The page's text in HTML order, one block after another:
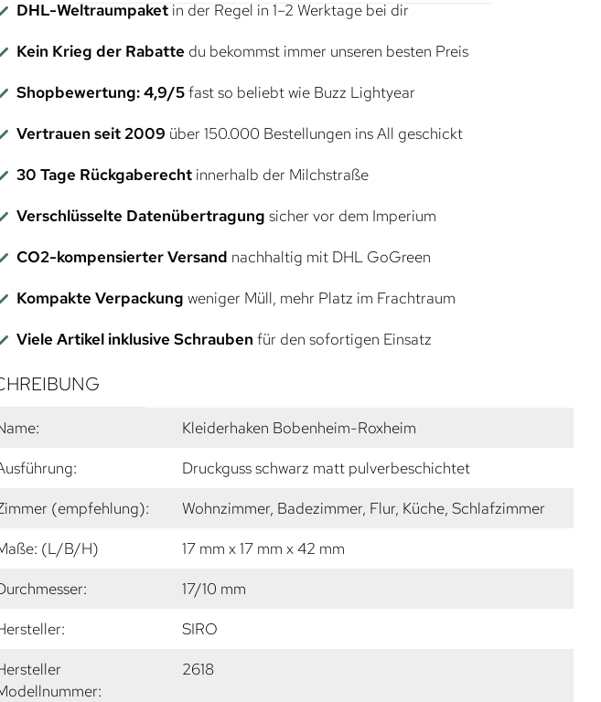
DHL-Weltraumpaketin der Regel in 1–2 Werktage bei dir
Kein Krieg der Rabatte du bekommst immer unseren besten Preis
Shopbewertung: 4,9/5fast so beliebt wie Buzz Lightyear
Vertrauen seit 2009 über 150.000 Bestellungen ins All geschickt
30 Tage Rückgaberechtinnerhalb der Milchstraße
Verschlüsselte Datenübertragung sicher vor dem Imperium
CO2-kompensierter Versand nachhaltig mit DHL GoGreen
Kompakte Verpackung weniger Müll, mehr Platz im Frachtraum
Viele Artikel inklusive Schrauben für den sofortigen Einsatz
Kleiderhaken Bobenheim-Roxheim
Druckguss schwarz matt pulverbeschichtet
(empfehlung):
Wohnzimmer, Badezimmer, Flur, Küche, Schlafzimmer
(L/B/H)
17 mm x 17 mm x 42 mm
17/10 mm
SIRO
2618